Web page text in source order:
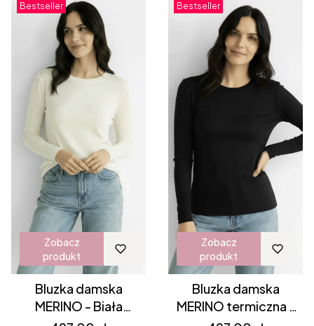
Bestseller
Zobacz
produkt
Bluzka damska
MERINO - Biała
Bestseller
Zobacz
produkt
Bluzka damska
MERINO termiczna -